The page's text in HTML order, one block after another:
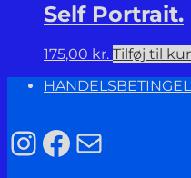
Self Portrait.
175,00 kr. Tilføj til
Instagram
Facebook
Mail